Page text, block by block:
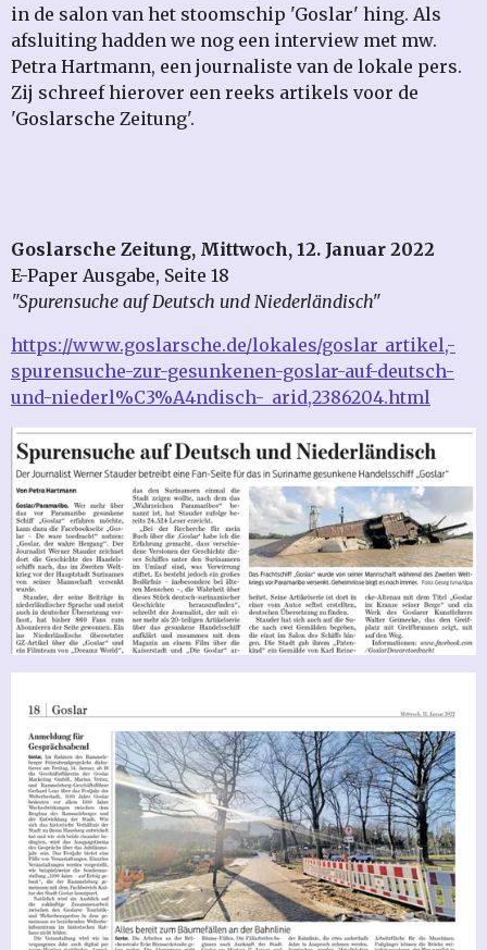
in de salon van het stoomschip 'Goslar' hing. Als
afsluiting hadden we nog een interview met mw.
Petra Hartmann, een journaliste van de lokale pers.
Zij schreef hierover een reeks artikels voor de
'Goslarsche Zeitung'.
Goslarsche Zeitung, Mittwoch, 12. Januar 2022
E-Paper Ausgabe, Seite 18
"Spurensuche auf Deutsch und Niederländisch"
https://www.goslarsche.de/lokales/goslar_artikel,-
spurensuche-zur-gesunkenen-goslar-auf-deutsch-
und-niederl%C3%A4ndisch-_arid,2386204.html